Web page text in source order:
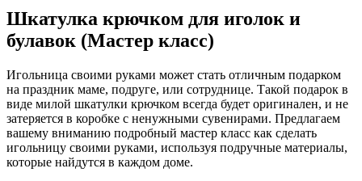
Шкатулка крючком для иголок и
булавок (Мастер класс)
Игольница своими руками может стать отличным подарком
на праздник маме, подруге, или сотруднице. Такой подарок в
виде милой шкатулки крючком всегда будет оригинален, и не
затеряется в коробке с ненужными сувенирами. Предлагаем
вашему вниманию подробный мастер класс как сделать
игольницу своими руками, используя подручные материалы,
которые найдутся в каждом доме.